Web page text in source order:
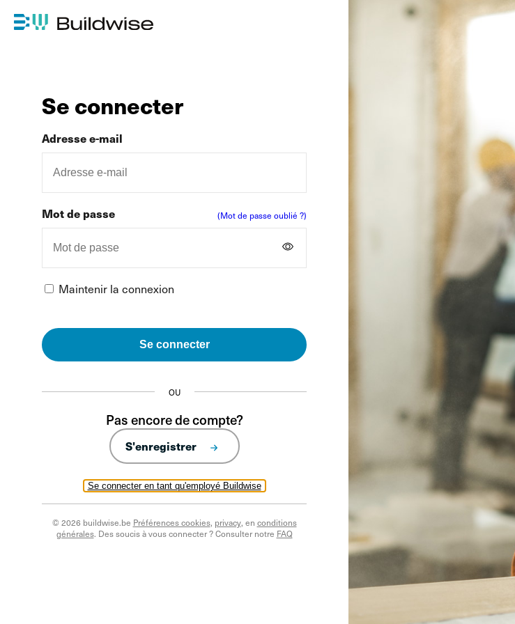
Se connecter
Se connecter en tant qu'employé Buildwise
Adresse e-mail
Mot de passe (Mot de passe oublié ?)
Maintenir la connexion
Se connecter
OU
Pas encore de compte?
S'enregistrer
© 2026 buildwise.be Préférences cookies, privacy, en conditions
générales. Des soucis à vous connecter ? Consulter notre FAQ